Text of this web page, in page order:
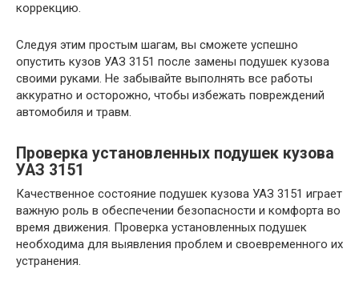
коррекцию.
Следуя этим простым шагам, вы сможете успешно
опустить кузов УАЗ 3151 после замены подушек кузова
своими руками. Не забывайте выполнять все работы
аккуратно и осторожно, чтобы избежать повреждений
автомобиля и травм.
Проверка установленных подушек кузова
УАЗ 3151
Качественное состояние подушек кузова УАЗ 3151 играет
важную роль в обеспечении безопасности и комфорта во
время движения. Проверка установленных подушек
необходима для выявления проблем и своевременного их
устранения.